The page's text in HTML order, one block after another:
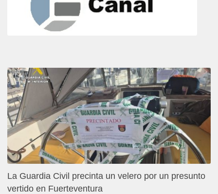
La Guardia Civil precinta un velero por un presunto
vertido en Fuerteventura